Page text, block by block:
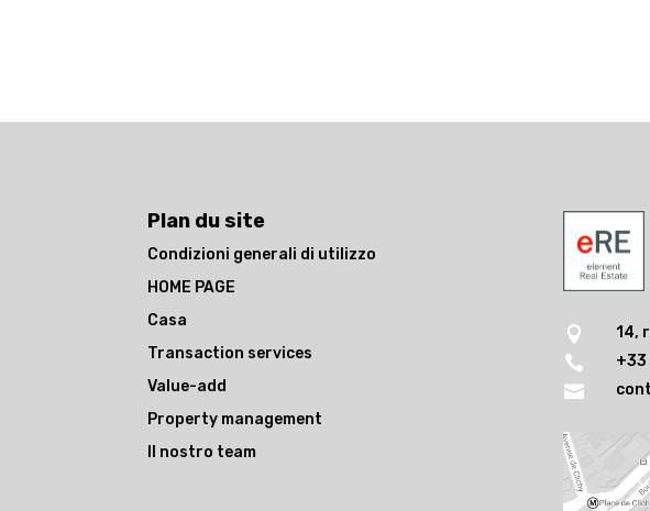
Plan du site
Condizioni generali di utilizzo
HOME PAGE
Casa
Transaction services
Value-add
Property management
Il nostro team
 14,
 +33
